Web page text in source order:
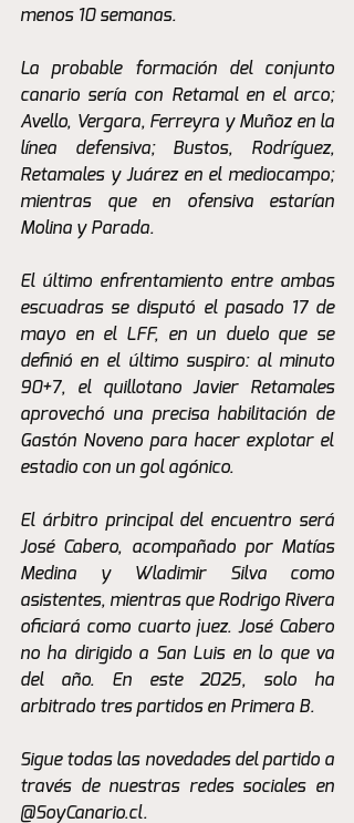
menos 10 semanas.
La probable formación del conjunto
canario sería con Retamal en el arco;
Avello, Vergara, Ferreyra y Muñoz en la
línea defensiva; Bustos, Rodríguez,
Retamales y Juárez en el mediocampo;
mientras que en ofensiva estarían
Molina y Parada.
El último enfrentamiento entre ambas
escuadras se disputó el pasado 17 de
mayo en el LFF, en un duelo que se
definió en el último suspiro: al minuto
90+7, el quillotano Javier Retamales
aprovechó una precisa habilitación de
Gastón Noveno para hacer explotar el
estadio con un gol agónico.
El árbitro principal del encuentro será
José Cabero, acompañado por Matías
Medina y Wladimir Silva como
asistentes, mientras que Rodrigo Rivera
oficiará como cuarto juez. José Cabero
no ha dirigido a San Luis en lo que va
del año. En este 2025, solo ha
arbitrado tres partidos en Primera B.
Sigue todas las novedades del partido a
través de nuestras redes sociales en
@SoyCanario.cl.